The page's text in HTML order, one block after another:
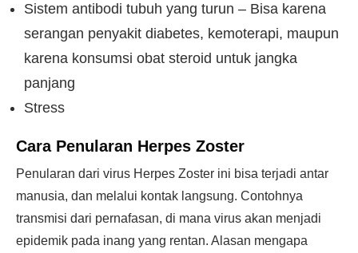
Sistem antibodi tubuh yang turun – Bisa karena
serangan penyakit diabetes, kemoterapi, maupun
karena konsumsi obat steroid untuk jangka
panjang
Stress
Cara Penularan Herpes Zoster
Penularan dari virus Herpes Zoster ini bisa terjadi antar
manusia, dan melalui kontak langsung. Contohnya
transmisi dari pernafasan, di mana virus akan menjadi
epidemik pada inang yang rentan. Alasan mengapa